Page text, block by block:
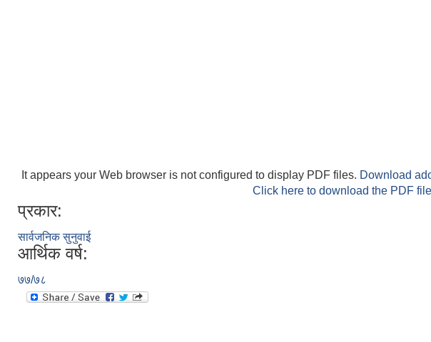
It appears your Web browser is not configured to display PDF files. Download
Click here to download the PDF
प्रकार:
सार्वजनिक सुनुवाई
आर्थिक वर्ष:
७७/७८